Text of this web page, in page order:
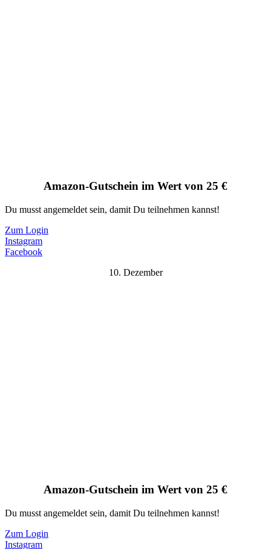
Amazon-Gutschein im Wert von 25 €
Du musst angemeldet sein, damit Du teilnehmen kannst!
Zum Login
Instagram
Facebook
10. Dezember
Amazon-Gutschein im Wert von 25 €
Du musst angemeldet sein, damit Du teilnehmen kannst!
Zum Login
Instagram